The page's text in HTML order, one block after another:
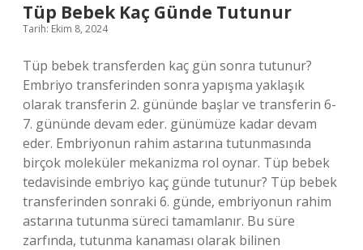
Tüp Bebek Kaç Günde Tutunur
Tarih: Ekim 8, 2024
Tüp bebek transferden kaç gün sonra tutunur?
Embriyo transferinden sonra yapışma yaklaşık
olarak transferin 2. gününde başlar ve transferin 6-
7. gününde devam eder. günümüze kadar devam
eder. Embriyonun rahim astarına tutunmasında
birçok moleküler mekanizma rol oynar. Tüp bebek
tedavisinde embriyo kaç günde tutunur? Tüp bebek
transferinden sonraki 6. günde, embriyonun rahim
astarına tutunma süreci tamamlanır. Bu süre
zarfında, tutunma kanaması olarak bilinen